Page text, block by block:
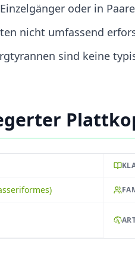
oder in
nicht umfassend
sind keine